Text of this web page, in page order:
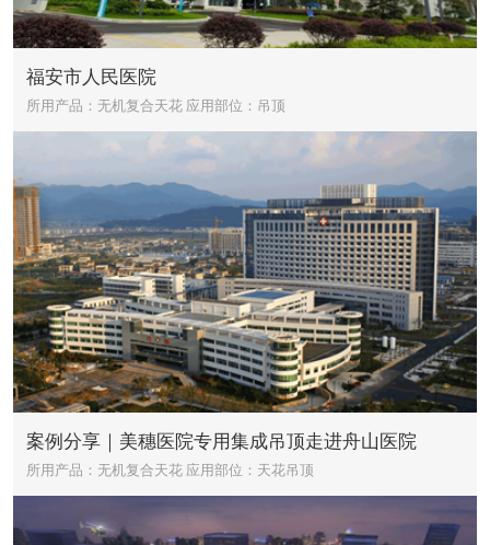
福安市人民医院
所用产品：无机复合天花 应用部位：吊顶
案例分享｜美穗医院专用集成吊顶走进舟山医院
所用产品：无机复合天花 应用部位：天花吊顶